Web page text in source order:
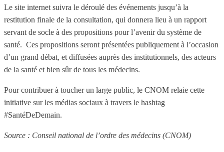
Le site internet suivra le déroulé des événements jusqu’à la
restitution finale de la consultation, qui donnera lieu à un rapport
servant de socle à des propositions pour l’avenir du système de
santé. Ces propositions seront présentées publiquement à l’occasion
d’un grand débat, et diffusées auprès des institutionnels, des acteurs
de la santé et bien sûr de tous les médecins.
Pour contribuer à toucher un large public, le CNOM relaie cette
initiative sur les médias sociaux à travers le hashtag
#SantéDeDemain.
Source : Conseil national de l’ordre des médecins (CNOM)